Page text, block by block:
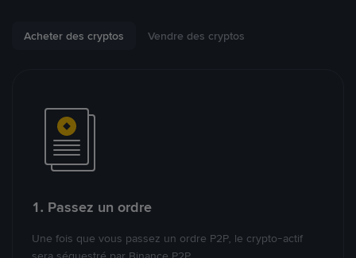
Acheter des cryptos Vendre des cryptos
1. Passez un ordre
Une fois que vous passez un ordre P2P, le crypto-actif